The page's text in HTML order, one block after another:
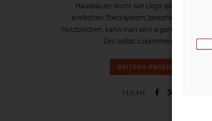
Hausbauen leicht wie Lego spielen. Mit
einfachen Stecksystem, bestehend aus
Holzblöcken, kann man sein eigenes Haus in
Zeit selbst zusammenbauen.
BEITRAG ANSEHEN
TEILEN